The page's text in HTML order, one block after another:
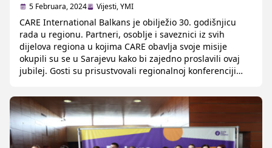
5 Februara, 2024 Vijesti,YMI
CARE International Balkans je obilježio 30. godišnjicu
rada u regionu. Partneri, osoblje i saveznici iz svih
dijelova regiona u kojima CARE obavlja svoje misije
okupili su se u Sarajevu kako bi zajedno proslavili ovaj
jubilej. Gosti su prisustvovali regionalnoj konferenciji
imali su priliku da se ponovo […]